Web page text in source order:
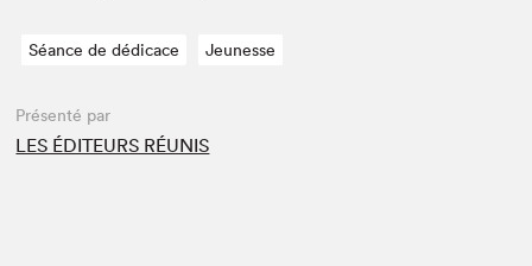
Séance de dédicace Jeunesse
Présenté par
LES ÉDITEURS RÉUNIS